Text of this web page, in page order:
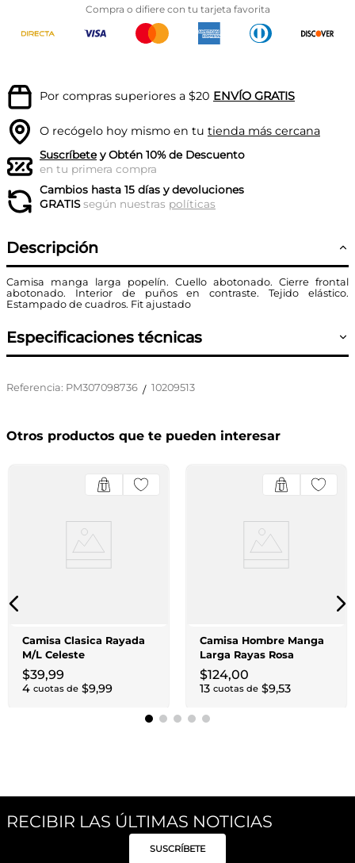
Compra o difiere con tu tarjeta favorita
Por compras superiores a $20 ENVÍO GRATIS
O recógelo hoy mismo en tu tienda más cercana
Suscríbetey Obtén 10% de Descuento
en tu primera compra
Cambios hasta 15 días y devoluciones
GRATISsegún nuestras políticas
Descripción
Camisa manga larga popelín. Cuello abotonado. Cierre frontal
abotonado. Interior de puños en contraste. Tejido elástico.
Estampado de cuadros. Fit ajustado
Especificaciones técnicas
Referencia: PM307098736 / 10209513
Otros productos que te pueden interesar
Camisa Clasica Rayada
M/L Celeste
$39,99
4 cuotas de $9,99
Camisa Hombre Manga
Larga Rayas Rosa
$124,00
13 cuotas de $9,53
RECIBIR LAS ÚLTIMAS NOTICIAS
SUSCRÍBETE